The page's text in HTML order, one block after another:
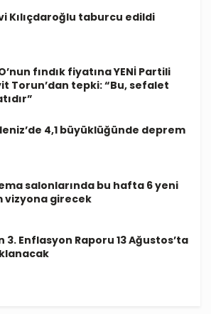
Kılıçdaroğlu taburcu edildi
fındık fiyatına YENİ Partili
Torun’dan tepki: “Bu, sefalet
4,1 büyüklüğünde deprem
salonlarında bu hafta 6 yeni
vizyona girecek
3. Enflasyon Raporu 13 Ağustos’ta